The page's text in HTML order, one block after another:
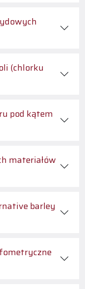
pod kątem
materiałów
barley